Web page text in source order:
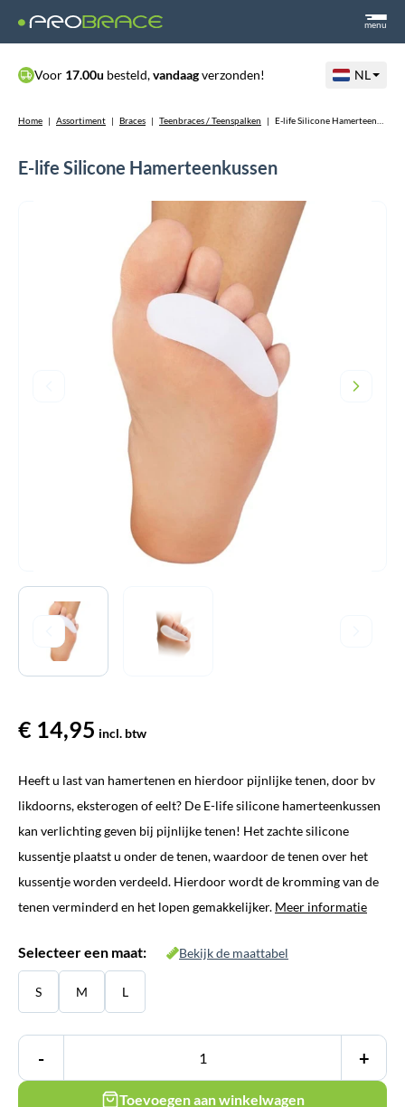
menu
Voor 17.00u besteld,vandaagverzonden! NL
Home | Assortiment | Braces | Teenbraces / Teenspalken | E-life Silicone Hamerteenkussen
E-life Silicone Hamerteenkussen
€ 14,95 incl. btw
Heeft u last van hamertenen en hierdoor pijnlijke tenen, door bv
likdoorns, eksterogen of eelt? De E-life silicone hamerteenkussen
kan verlichting geven bij pijnlijke tenen! Het zachte silicone
kussentje plaatst u onder de tenen, waardoor de tenen over het
kussentje worden verdeeld. Hierdoor wordt de kromming van de
tenen verminderd en het lopen gemakkelijker. Meer informatie
Selecteer een maat: Bekijk de maattabel
S M L
- +
Toevoegen aan winkelwagen